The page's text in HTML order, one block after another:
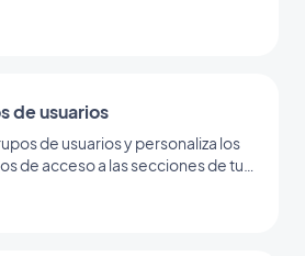
de usuarios
de usuarios y personaliza los
de acceso a las secciones de tu